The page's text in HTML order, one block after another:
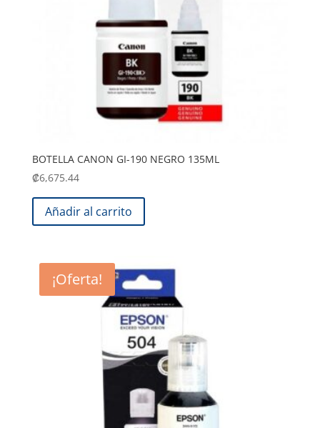
BOTELLA CANON GI-190 NEGRO 135ML
₡6,675.44
Añadir al carrito
¡Oferta!